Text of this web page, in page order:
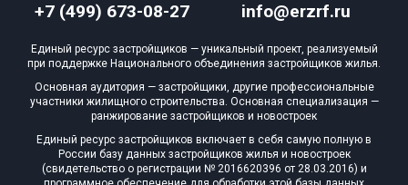
+7 (499) 673-08-27 info@erzrf.ru
Единый ресурс застройщиков — уникальный проект, реализуемый
при поддержке Национального объединения застройщиков жилья.
Основная аудитория — застройщики, другие профессиональные
участники жилищного строительства. Основная специализация —
ранжирование застройщиков и новостроек
Единый ресурс застройщиков включает в себя самую полную в
России базу данных застройщиков жилья и новостроек
(свидетельство о регистрации № 2016620396 от 28.03.2016) и